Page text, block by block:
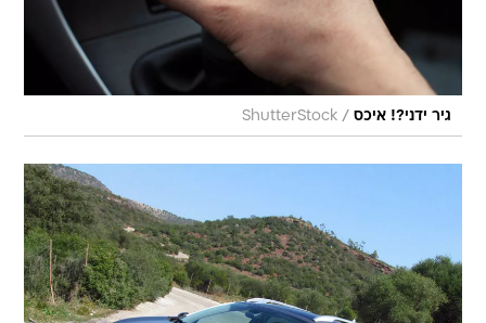
גיר ידני?! איכס /
ShutterStock